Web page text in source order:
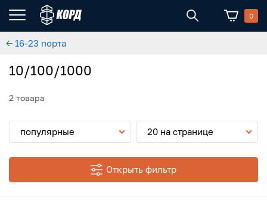
0
← 16-23 порта
10/100/1000
2 товара
популярные 20 на странице
Открыть фильтр